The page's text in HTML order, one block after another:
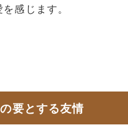
感じます。
要とする友情